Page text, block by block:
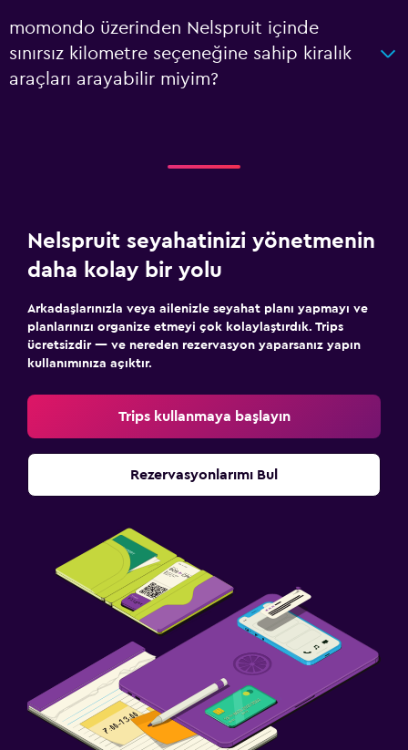
momondo üzerinden Nelspruit içinde
sınırsız kilometre seçeneğine sahip kiralık
araçları arayabilir miyim?
Nelspruit seyahatinizi yönetmenin
daha kolay bir yolu
Arkadaşlarınızla veya ailenizle seyahat planı yapmayı ve
planlarınızı organize etmeyi çok kolaylaştırdık. Trips
ücretsizdir — ve nereden rezervasyon yaparsanız yapın
kullanımınıza açıktır.
Trips kullanmaya başlayın
Rezervasyonlarımı Bul